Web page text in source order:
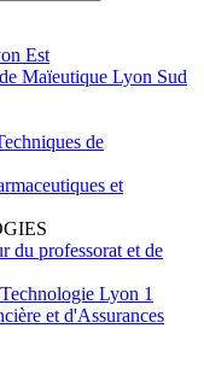
Est
Maïeutique Lyon Sud
de
et
du professorat et de
Lyon 1
et d'Assurances